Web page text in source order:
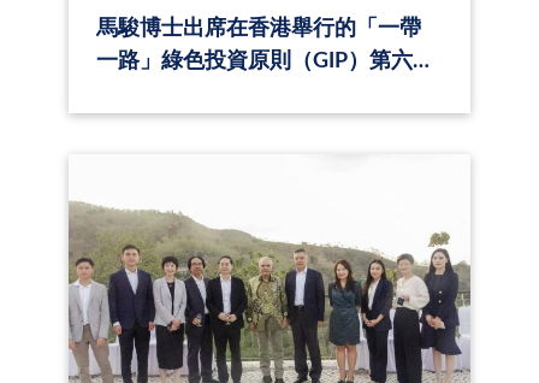
馬駿博士出席在香港舉行的「一帶
一路」綠色投資原則（GIP）第六次